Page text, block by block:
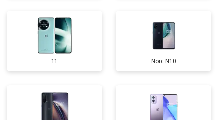
11 Nord N10